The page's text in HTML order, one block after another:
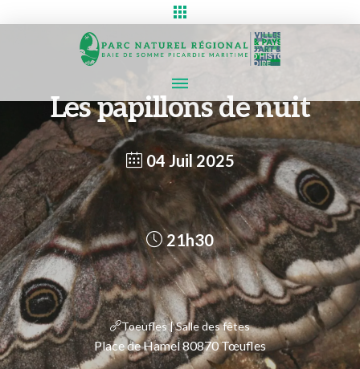
Les papillons de nuit
04 Juil 2025
21h30
Toeufles | Salle des fêtes
Place de Hamel 80870 Tœufles